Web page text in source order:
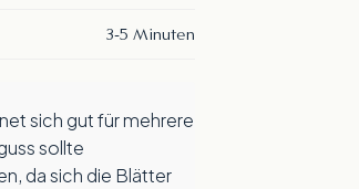
3-5 Minuten
sollte
da sich die Blätter